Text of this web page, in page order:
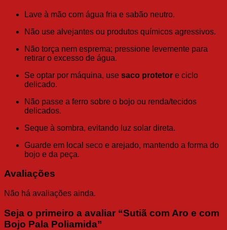
Lave à mão com água fria e sabão neutro.
Não use alvejantes ou produtos químicos agressivos.
Não torça nem esprema; pressione levemente para
retirar o excesso de água.
Se optar por máquina, use saco protetor e ciclo
delicado.
Não passe a ferro sobre o bojo ou renda/tecidos
delicados.
Seque à sombra, evitando luz solar direta.
Guarde em local seco e arejado, mantendo a forma do
bojo e da peça.
Avaliações
Não há avaliações ainda.
Seja o primeiro a avaliar “Sutiã com Aro e com
Bojo Pala Poliamida”